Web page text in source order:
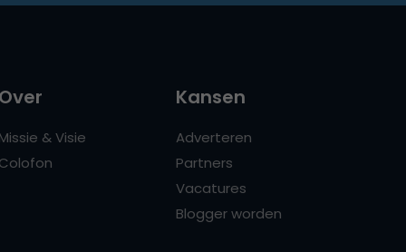
& Visie
Kansen
Adverteren
Partners
Vacatures
Blogger worden